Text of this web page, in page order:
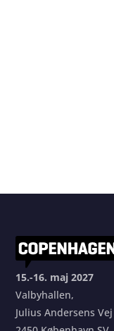
15.-16. maj 2027
Valbyhallen,
Julius Andersens